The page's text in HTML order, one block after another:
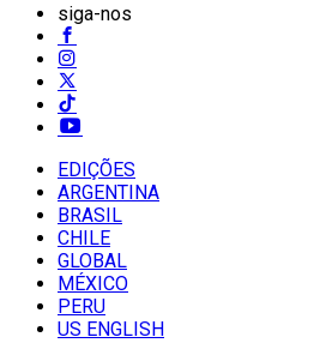
siga-nos
EDIÇÕES
ARGENTINA
BRASIL
CHILE
GLOBAL
MÉXICO
PERU
US ENGLISH